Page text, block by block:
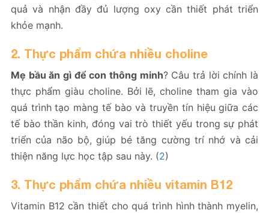
quả và nhận đầy đủ lượng oxy cần thiết phát triển
khỏe mạnh.
2. Thực phẩm chứa nhiều choline
Mẹ bầu ăn gì để con thông minh? Câu trả lời chính là
thực phẩm giàu choline. Bởi lẽ, choline tham gia vào
quá trình tạo màng tế bào và truyền tín hiệu giữa các
tế bào thần kinh, đóng vai trò thiết yếu trong sự phát
triển của não bộ, giúp bé tăng cường trí nhớ và cải
thiện năng lực học tập sau này. (2)
3. Thực phẩm chứa nhiều vitamin B12
Vitamin B12 cần thiết cho quá trình hình thành myelin,